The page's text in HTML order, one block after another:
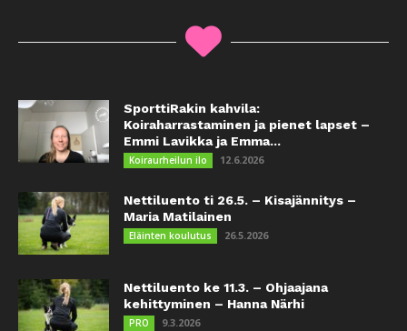
SporttiRakin kahvila:
Koiraharrastaminen ja pienet lapset –
Emmi Lavikka ja Emma...
Koiraurheilun ilo 12.6.2026
Nettiluento ti 26.5. – Kisajännitys –
Maria Matilainen
Eläinten koulutus 26.5.2026
Nettiluento ke 11.3. – Ohjaajana
kehittyminen – Hanna Närhi
PRO 9.3.2026